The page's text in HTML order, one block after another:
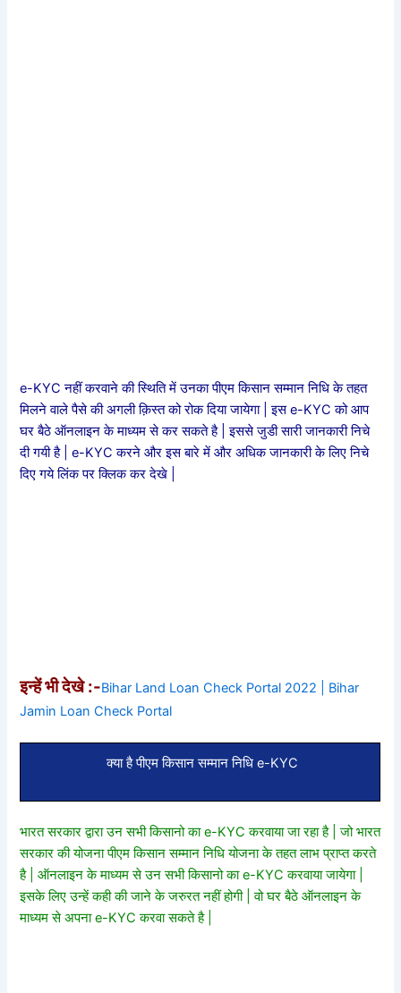
e-KYC नहीं करवाने की स्थिति में उनका पीएम किसान सम्मान निधि के तहत
मिलने वाले पैसे की अगली क़िस्त को रोक दिया जायेगा | इस e-KYC को आप
घर बैठे ऑनलाइन के माध्यम से कर सकते है | इससे जुडी सारी जानकारी निचे
दी गयी है | e-KYC करने और इस बारे में और अधिक जानकारी के लिए निचे
दिए गये लिंक पर क्लिक कर देखे |
इन्हें भी देखे :-Bihar Land Loan Check Portal 2022 | Bihar
Jamin Loan Check Portal
क्या है पीएम किसान सम्मान निधि e-KYC
भारत सरकार द्वारा उन सभी किसानो का e-KYC करवाया जा रहा है | जो भारत
सरकार की योजना पीएम किसान सम्मान निधि योजना के तहत लाभ प्राप्त करते
है | ऑनलाइन के माध्यम से उन सभी किसानो का e-KYC करवाया जायेगा |
इसके लिए उन्हें कही की जाने के जरुरत नहीं होगी | वो घर बैठे ऑनलाइन के
माध्यम से अपना e-KYC करवा सकते है |